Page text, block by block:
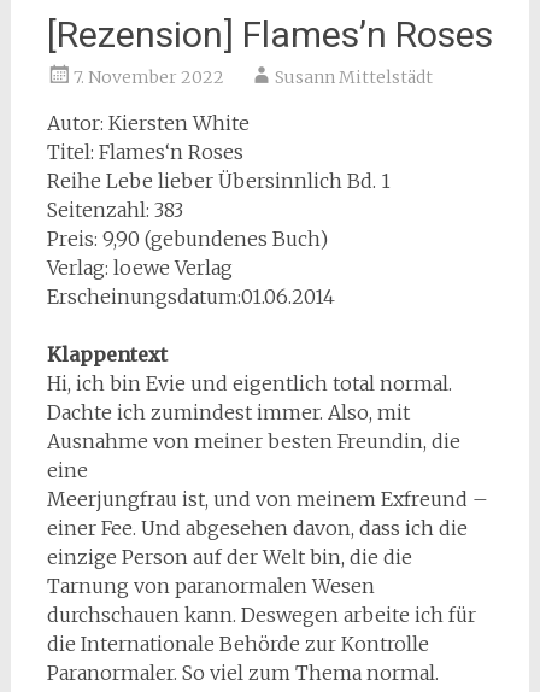
[Rezension] Flames’n Roses
7. November 2022 Susann Mittelstädt
Autor: Kiersten White
Titel: Flames‘n Roses
Reihe Lebe lieber Übersinnlich Bd. 1
Seitenzahl: 383
Preis: 9,90 (gebundenes Buch)
Verlag: loewe Verlag
Erscheinungsdatum:01.06.2014
Klappentext
Hi, ich bin Evie und eigentlich total normal.
Dachte ich zumindest immer. Also, mit
Ausnahme von meiner besten Freundin, die
eine
Meerjungfrau ist, und von meinem Exfreund –
einer Fee. Und abgesehen davon, dass ich die
einzige Person auf der Welt bin, die die
Tarnung von paranormalen Wesen
durchschauen kann. Deswegen arbeite ich für
die Internationale Behörde zur Kontrolle
Paranormaler. So viel zum Thema normal.